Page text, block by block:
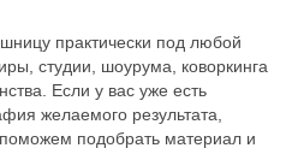
практически под любой
студии, шоурума, коворкинга
Если у вас уже есть
желаемого результата,
подобрать материал и